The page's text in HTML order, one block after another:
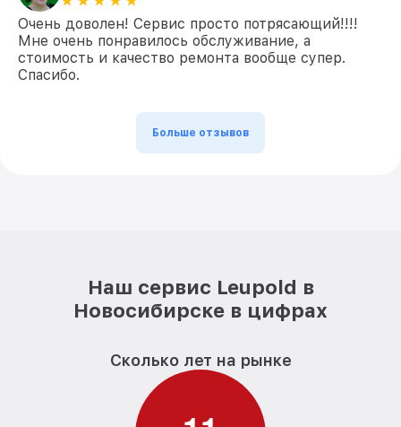
Очень доволен! Сервис просто потрясающий!!!!
Мне очень понравилось обслуживание, а
стоимость и качество ремонта вообще супер.
Спасибо.
Больше отзывов
Наш сервис Leupold в
Новосибирске в цифрах
Сколько лет на рынке